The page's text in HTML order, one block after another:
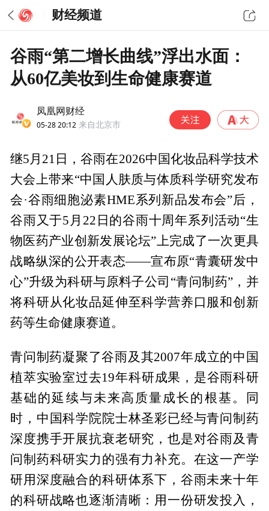
财经频道
谷雨“第二增长曲线”浮出水面：
从60亿美妆到生命健康赛道
凤凰网财经
05-28 20:12 来自北京市
继5月21日，谷雨在2026中国化妆品科学技术
大会上带来“中国人肤质与体质科学研究发布
会·谷雨细胞泌素HME系列新品发布会”后，
谷雨又于5月22日的谷雨十周年系列活动“生
物医药产业创新发展论坛”上完成了一次更具
战略纵深的公开表态——宣布原“青囊研发中
心”升级为科研与原料子公司“青问制药”，并
将科研从化妆品延伸至科学营养口服和创新
药等生命健康赛道。
青问制药凝聚了谷雨及其2007年成立的中国
植萃实验室过去19年科研成果，是谷雨科研
基础的延续与未来高质量成长的根基。同
时，中国科学院院士林圣彩已经与青问制药
深度携手开展抗衰老研究，也是对谷雨及青
问制药科研实力的强有力补充。在这一产学
研用深度融合的科研体系下，谷雨未来十年
的科研战略也逐渐清晰：用一份研发投入，